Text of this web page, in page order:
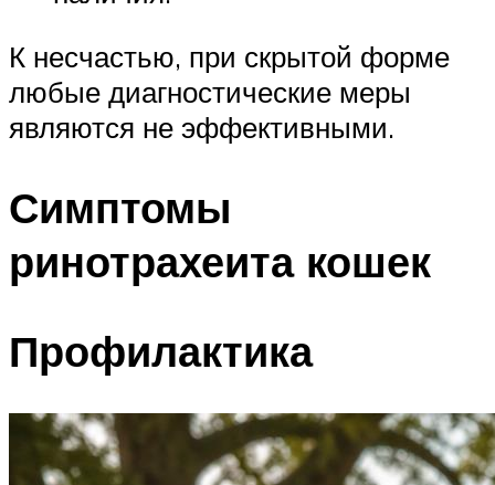
К несчастью, при скрытой форме
любые диагностические меры
являются не эффективными.
Симптомы
ринотрахеита кошек
Профилактика